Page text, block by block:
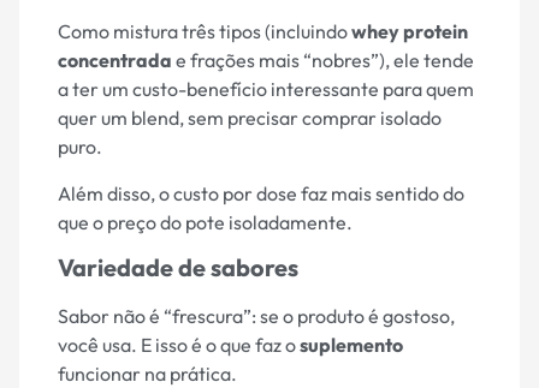
Como mistura três tipos (incluindowhey protein
concentrada e frações mais “nobres”), ele tende
a ter um custo-benefício interessante para quem
quer um blend, sem precisar comprar isolado
puro.
Além disso, o custo por dose faz mais sentido do
que o preço do pote isoladamente.
Variedade de sabores
Sabor não é “frescura”: se o produto é gostoso,
você usa. E isso é o que faz osuplemento
funcionar na prática.